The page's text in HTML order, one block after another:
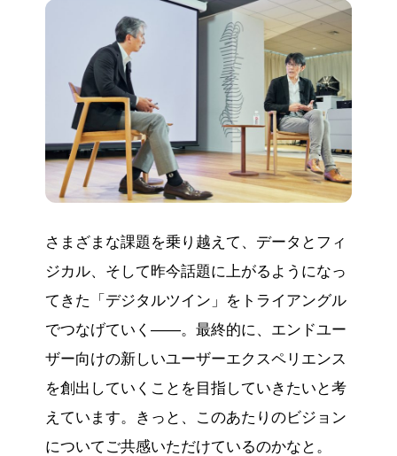
さまざまな課題を乗り越えて、データとフィ
ジカル、そして昨今話題に上がるようになっ
てきた「デジタルツイン」をトライアングル
でつなげていく――。最終的に、エンドユー
ザー向けの新しいユーザーエクスペリエンス
を創出していくことを目指していきたいと考
えています。きっと、このあたりのビジョン
についてご共感いただけているのかなと。